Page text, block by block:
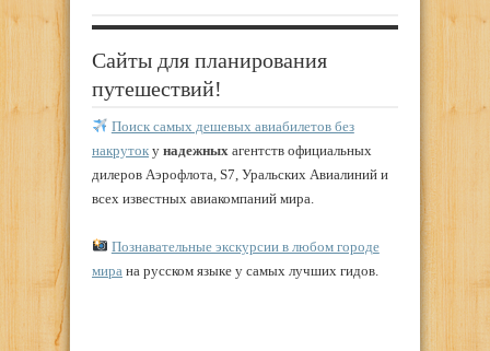
Сайты для планирования
путешествий!
Поиск самых дешевых авиабилетов без
накруток у надежных агентств официальных
дилеров Аэрофлота, S7, Уральских Авиалиний и
всех известных авиакомпаний мира.
Познавательные экскурсии в любом городе
мира на русском языке у самых лучших гидов.